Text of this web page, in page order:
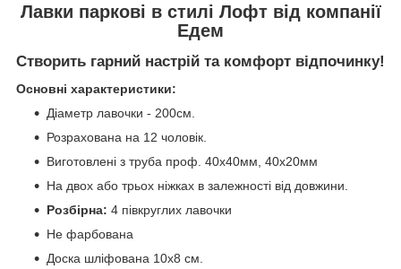
Лавки паркові в стилі Лофт від компанії
Едем
Створить гарний настрій та комфорт відпочинку!
Основні характеристики:
Діаметр лавочки - 200см.
Розрахована на 12 чоловік.
Виготовлені з труба проф. 40х40мм, 40х20мм
На двох або трьох ніжках в залежності від довжини.
Розбірна: 4 півкруглих лавочки
Не фарбована
Доска шліфована 10х8 см.